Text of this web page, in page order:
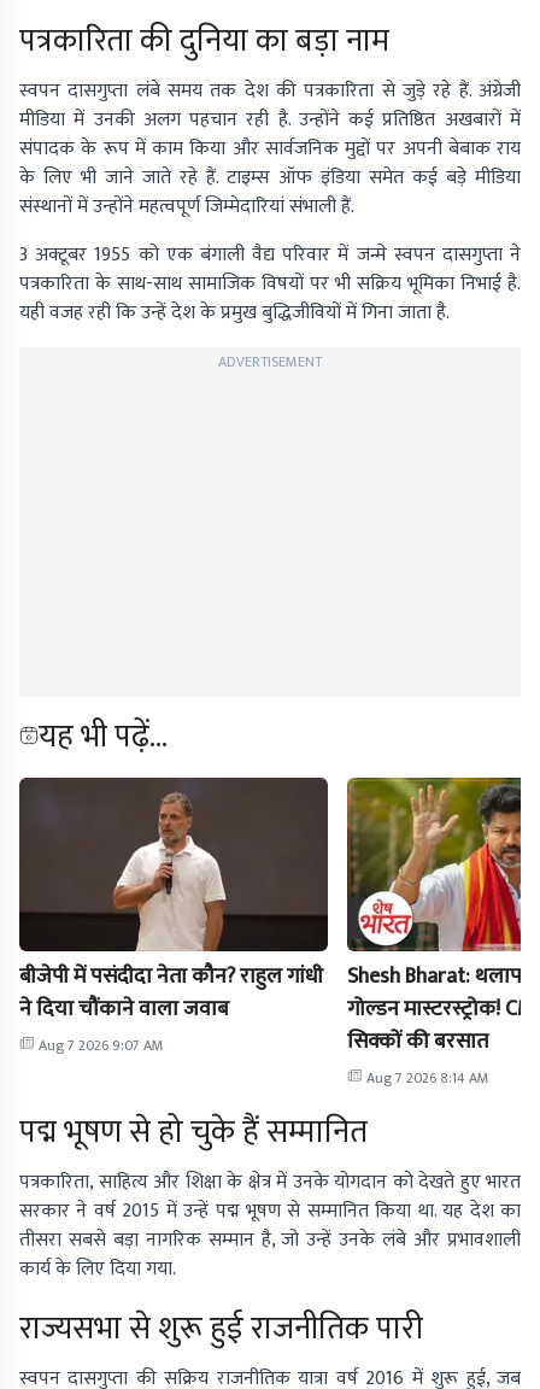
पत्रकारिता की दुनिया का बड़ा नाम
स्वपन दासगुप्ता लंबे समय तक देश की पत्रकारिता से जुड़े रहे हैं. अंग्रेजी
मीडिया में उनकी अलग पहचान रही है. उन्होंने कई प्रतिष्ठित अखबारों में
संपादक के रूप में काम किया और सार्वजनिक मुद्दों पर अपनी बेबाक राय
के लिए भी जाने जाते रहे हैं. टाइम्स ऑफ इंडिया समेत कई बड़े मीडिया
संस्थानों में उन्होंने महत्वपूर्ण जिम्मेदारियां संभाली हैं.
3 अक्टूबर 1955 को एक बंगाली वैद्य परिवार में जन्मे स्वपन दासगुप्ता ने
पत्रकारिता के साथ-साथ सामाजिक विषयों पर भी सक्रिय भूमिका निभाई है.
यही वजह रही कि उन्हें देश के प्रमुख बुद्धिजीवियों में गिना जाता है.
ADVERTISEMENT
यह भी पढ़ें...
बीजेपी में पसंदीदा नेता कौन? राहुल गांधी
ने दिया चौंकाने वाला जवाब
Aug 7 2026 9:07 AM
Shesh Bharat:
गोल्डन मास्टरस्ट्रोक!
सिक्कों की बरसात
Aug 7 2026 8:14 AM
पद्म भूषण से हो चुके हैं सम्मानित
पत्रकारिता, साहित्य और शिक्षा के क्षेत्र में उनके योगदान को देखते हुए भारत
सरकार ने वर्ष 2015 में उन्हें पद्म भूषण से सम्मानित किया था. यह देश का
तीसरा सबसे बड़ा नागरिक सम्मान है, जो उन्हें उनके लंबे और प्रभावशाली
कार्य के लिए दिया गया.
राज्यसभा से शुरू हुई राजनीतिक पारी
स्वपन दासगुप्ता की सक्रिय राजनीतिक यात्रा वर्ष 2016 में शुरू हुई, जब